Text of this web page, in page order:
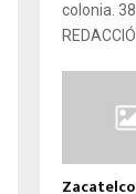
colonia.